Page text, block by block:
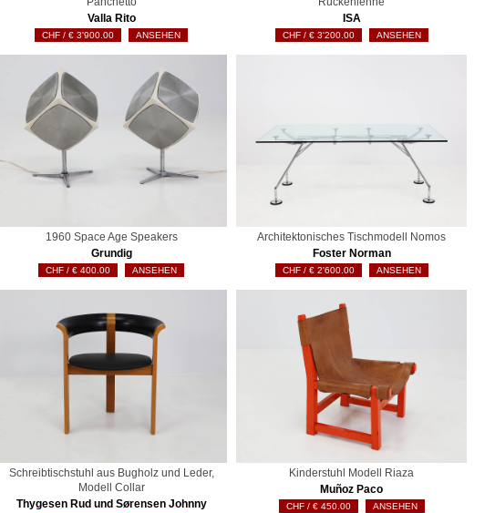
Valla Rito
€ 3'900.00 ANSEHEN
ISA
€3'200.00 ANSEHEN
1960 Space Age Speakers
Grundig
€ 400.00 ANSEHEN
Architektonisches Tischmodell Nomos
Foster Norman
€2'600.00 ANSEHEN
Schreibtischstuhl aus Bugholz und Leder,
Modell Collar
Thygesen Rud und Sørensen Johnny
Kinderstuhl Modell Riaza
Muñoz Paco
€450.00 ANSEHEN